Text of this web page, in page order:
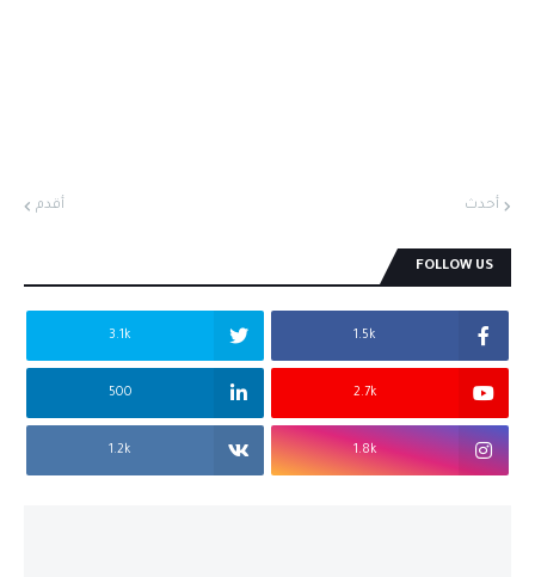
أحدث أقدم
FOLLOW US
1.5k
3.1k
2.7k
500
1.8k
1.2k